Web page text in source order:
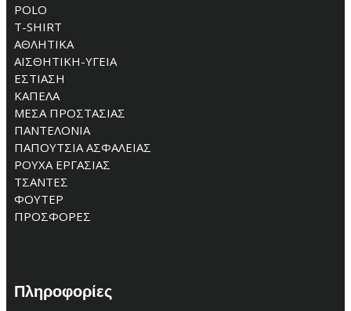
POLO
T-SHIRT
ΑΘΛΗΤΙΚΑ
ΑΙΣΘΗΤΙΚΗ-ΥΓΕΙΑ
ΕΣΤΙΑΣΗ
ΚΑΠΕΛΑ
ΜΕΣΑ ΠΡΟΣΤΑΣΙΑΣ
ΠΑΝΤΕΛΟΝΙΑ
ΠΑΠΟΥΤΣΙΑ ΑΣΦΑΛΕΙΑΣ
ΡΟΥΧΑ ΕΡΓΑΣΙΑΣ
ΤΣΑΝΤΕΣ
ΦΟΥΤΕΡ
ΠΡΟΣΦΟΡΕΣ
Πληροφορίες